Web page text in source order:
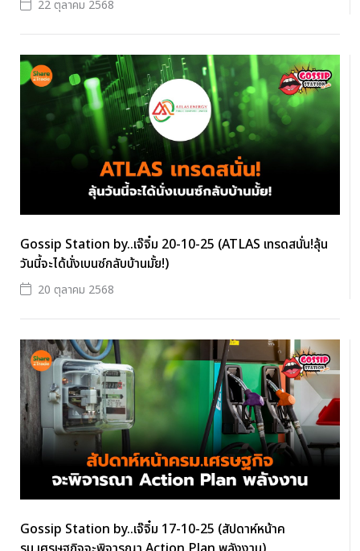
22 ตุลาคม 2568
Gossip Station by..เจ๊จิ๋ม 20-10-25 (ATLAS เทรดสนั่น!ลุ้น
วันนี้จะได้นั่งเบนซ์กลับบ้านมั้ย!)
20 ตุลาคม 2568
Gossip Station by..เจ๊จิ๋ม 17-10-25 (สัปดาห์หน้าค